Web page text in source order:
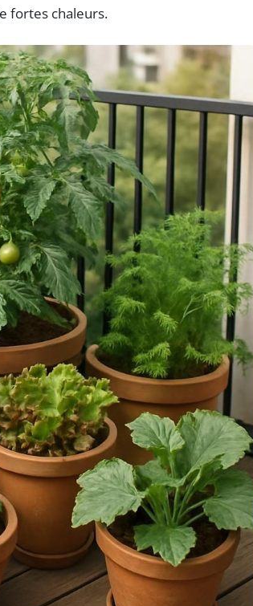
fortes chaleurs.